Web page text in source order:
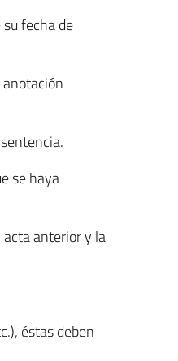
fecha de
se haya
acta anterior y la
éstas deben